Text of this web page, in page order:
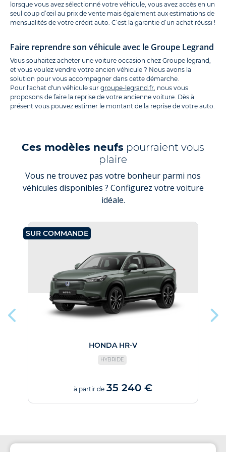
lorsque vous avez sélectionné votre véhicule, vous avez accès en un
seul coup d’œil au prix de vente mais également aux estimations de
mensualités de votre crédit auto. C’est la garantie d’un achat réussi !
Faire reprendre son véhicule avec le Groupe Legrand
Vous souhaitez acheter une voiture occasion chez Groupe legrand,
et vous voulez vendre votre ancien véhicule ? Nous avons la
solution pour vous accompagner dans cette démarche.
Pour l'achat d'un véhicule sur groupe-legrand.fr, nous vous
proposons de faire la reprise de votre ancienne voiture. Dès à
présent vous pouvez estimer le montant de la reprise de votre auto.
Ces modèles neufs pourraient vous
plaire
Vous ne trouvez pas votre bonheur parmi nos
véhicules disponibles ? Configurez votre voiture
idéale.
SUR COMMANDE
HONDA HR-V
HYBRIDE
à partir de 35 240 €